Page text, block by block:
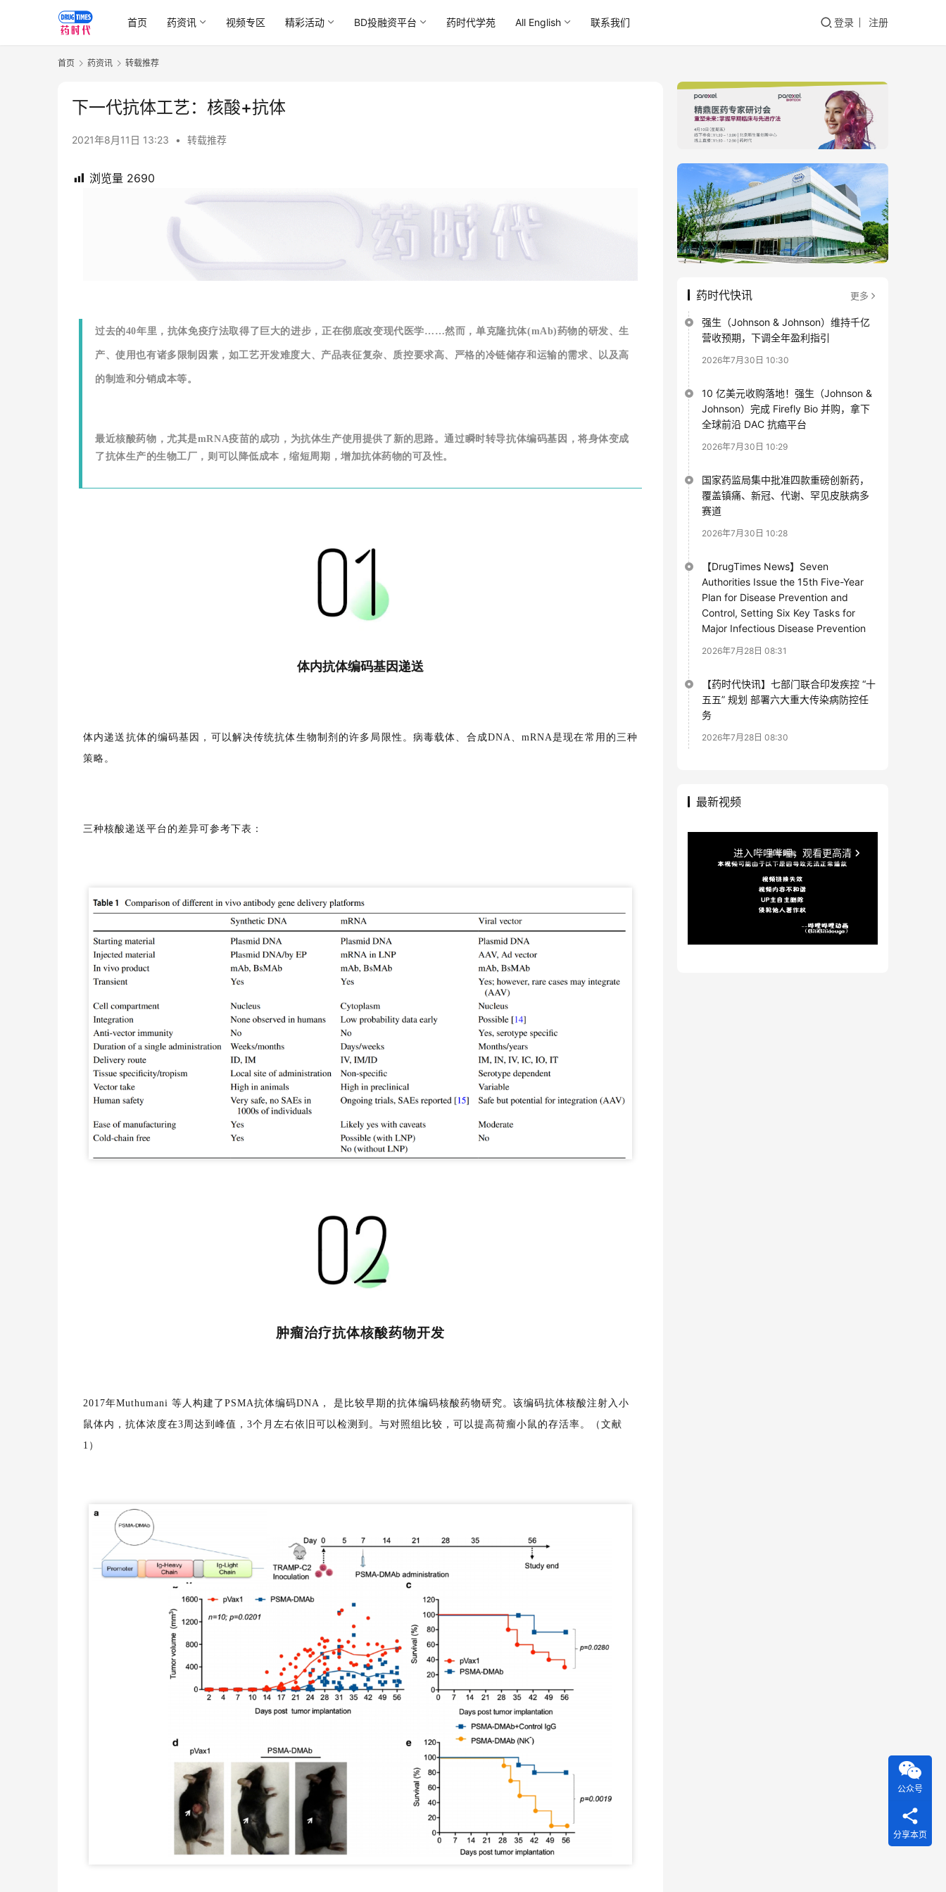
首页 药资讯 视频专区 精彩活动 BD投融资平台 药时代学苑 All English 联系我们 登录 注册
首页 药资讯 转载推荐
下一代抗体工艺：核酸+抗体
2021年8月11日 13:23 • 转载推荐
浏览量 2690
过去的40年里，抗体免疫疗法取得了巨大的进步，正在彻底改变现代医学……然而，单克隆抗体(mAb)药物的研发、生
产、使用也有诸多限制因素，如工艺开发难度大、产品表征复杂、质控要求高、严格的冷链储存和运输的需求、以及高
的制造和分销成本等。
最近核酸药物，尤其是mRNA疫苗的成功，为抗体生产使用提供了新的思路。通过瞬时转导抗体编码基因，将身体变成
了抗体生产的生物工厂，则可以降低成本，缩短周期，增加抗体药物的可及性。
体内抗体编码基因递送
体内递送抗体的编码基因，可以解决传统抗体生物制剂的许多局限性。病毒载体、合成DNA、mRNA是现在常用的三种
策略。
三种核酸递送平台的差异可参考下表：
肿瘤治疗抗体核酸药物开发
2017年Muthumani 等人构建了PSMA抗体编码DNA， 是比较早期的抗体编码核酸药物研究。该编码抗体核酸注射入小
鼠体内，抗体浓度在3周达到峰值，3个月左右依旧可以检测到。与对照组比较，可以提高荷瘤小鼠的存活率。（文献
1）
药时代快讯 更多
强生（Johnson & Johnson）维持千亿
营收预期，下调全年盈利指引
2026年7月30日 10:30
10 亿美元收购落地！强生（Johnson &
Johnson）完成 Firefly Bio 并购，拿下
全球前沿 DAC 抗癌平台
2026年7月30日 10:29
国家药监局集中批准四款重磅创新药，
覆盖镇痛、新冠、代谢、罕见皮肤病多
赛道
2026年7月30日 10:28
【DrugTimes News】Seven
Authorities Issue the 15th Five-Year
Plan for Disease Prevention and
Control, Setting Six Key Tasks for
Major Infectious Disease Prevention
2026年7月28日 08:31
【药时代快讯】七部门联合印发疾控 “十
五五” 规划 部署六大重大传染病防控任
务
2026年7月28日 08:30
最新视频
公众号
分享本页